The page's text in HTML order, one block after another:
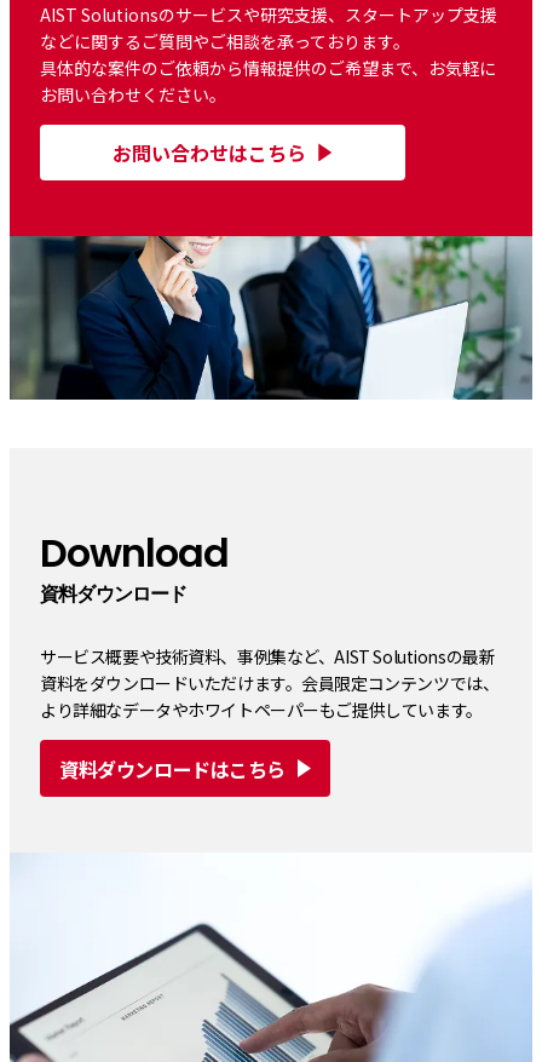
AIST Solutionsのサービスや研究支援、スタートアップ支援
などに関するご質問やご相談を承っております。
具体的な案件のご依頼から情報提供のご希望まで、お気軽に
お問い合わせください。
お問い合わせはこちら
Download
資料ダウンロード
サービス概要や技術資料、事例集など、AIST Solutionsの最新
資料をダウンロードいただけます。会員限定コンテンツでは、
より詳細なデータやホワイトペーパーもご提供しています。
資料ダウンロードはこちら